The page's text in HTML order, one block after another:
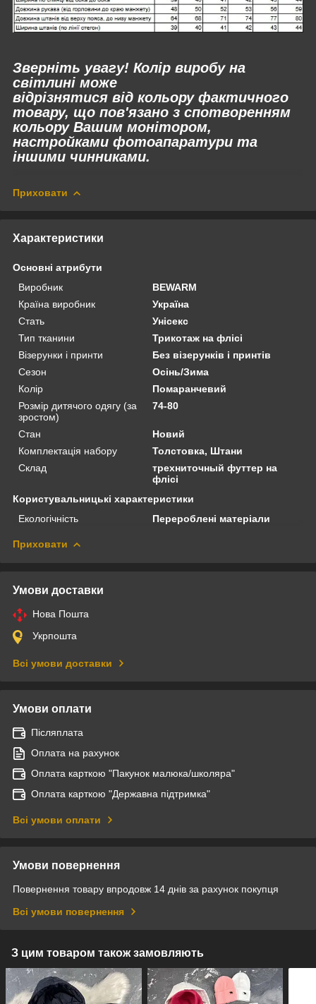
Зверніть увагу! Колір виробу на
світлині може
відрізнятися від кольору фактичного
товару, що пов'язано з спотворенням
кольору Вашим монітором,
настройками фотоапаратури та
іншими чинниками.
Приховати
Характеристики
Основні атрибути
Виробник
BEWARM
Країна виробник
Україна
Стать
Унісекс
Тип тканини
Трикотаж на флісі
Візерунки і принти
Без візерунків і принтів
Сезон
Осінь/Зима
Колір
Помаранчевий
Розмір дитячого одягу (за
зростом)
74-80
Стан
Новий
Комплектація набору
Толстовка, Штани
Склад
трехниточный футтер на
флісі
Користувальницькі характеристики
Екологічність
Перероблені матеріали
Приховати
Умови доставки
Нова Пошта
Укрпошта
Всі умови доставки
Умови оплати
Післяплата
Оплата на рахунок
Оплата карткою "Пакунок малюка/школяра"
Оплата карткою "Державна підтримка"
Всі умови оплати
Умови повернення
Повернення товару впродовж 14 днів за рахунок покупця
Всі умови повернення
З цим товаром також замовляють